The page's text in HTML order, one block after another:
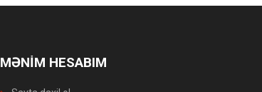
MƏNİM HESABIM